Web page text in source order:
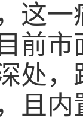
这
前
处
且